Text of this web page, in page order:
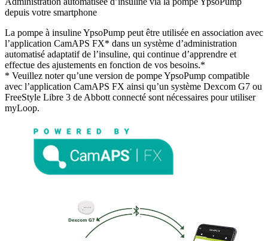
depuis votre smartphone
La pompe à insuline YpsoPump peut être utilisée en association avec
l’application CamAPS FX* dans un système d’administration
automatisé adaptatif de l’insuline, qui continue d’apprendre et
effectue des ajustements en fonction de vos besoins.*
* Veuillez noter qu’une version de pompe YpsoPump compatible
avec l’application CamAPS FX ainsi qu’un système Dexcom G7 ou
FreeStyle Libre 3 de Abbott connecté sont nécessaires pour utiliser
myLoop.